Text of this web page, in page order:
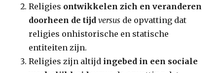
Religies ontwikkelen zich en veranderen
doorheen de tijdversus de opvatting dat
religies onhistorische en statische
entiteiten zijn.
Religies zijn altijd ingebed in een sociale